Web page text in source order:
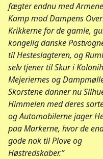
fægter endnu med
Kamp mod Dampens
Krikkerne for de gamle,
kongelig danske
til Hesteslagteren, og
selv tjener til Skur i
Mejeriernes og
Skorstene danner nu
Himmelen med deres
og Automobilerne jager
paa Markerne, hvor de
gode nok til Plove og
Høstredskaber.”